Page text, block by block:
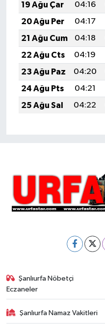
19 Ağu Çar
04:16
20 Ağu Per
04:17
21 Ağu Cum
04:18
22 Ağu Cts
04:19
23 Ağu Paz
04:20
24 Ağu Pts
04:21
25 Ağu Sal
04:22
Şanlıurfa Nöbetçi
Eczaneler
Şanlıurfa Namaz Vakitleri